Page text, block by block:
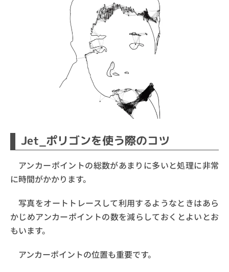
Jet_ポリゴンを使う際のコツ
アンカーポイントの総数があまりに多いと処理に非常
に時間がかかります。
写真をオートトレースして利用するようなときはあら
かじめアンカーポイントの数を減らしておくとよいとお
もいます。
アンカーポイントの位置も重要です。